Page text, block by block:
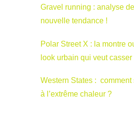
Gravel running : analyse
nouvelle tendance !
Polar Street X : la montre
look urbain qui veut
Western States : comment
à l’extrême chaleur ?